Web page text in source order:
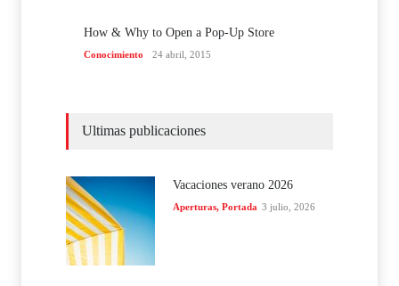
How & Why to Open a Pop-Up Store
Conocimiento 24 abril, 2015
Ultimas publicaciones
Vacaciones verano 2026
Aperturas, Portada 3 julio, 2026